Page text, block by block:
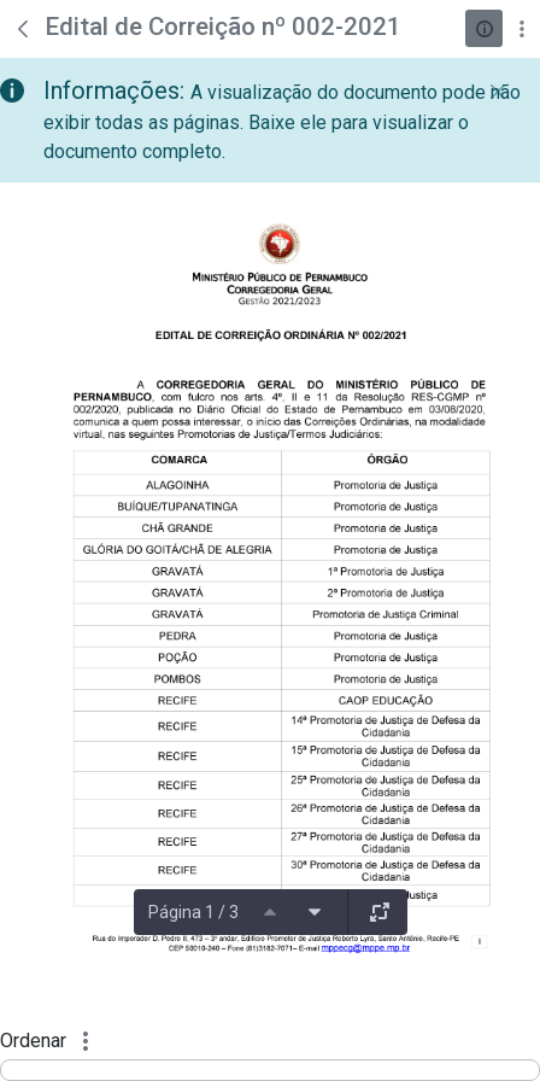
Pular para o Conteúdo principal
teste descricao
Edital de Correição nº 002-2021
Informações: A visualização do documento pode não
exibir todas as páginas. Baixe ele para visualizar o
documento completo.
Página 1 / 3
Ordenar